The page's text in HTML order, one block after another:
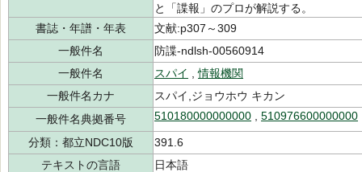
と「諜報」のプロが解説する。
書誌・年譜・年表
文献:p307～309
一般件名
防諜-ndlsh-00560914
一般件名
スパイ ,情報機関
一般件名カナ
スパイ,ジョウホウ キカン
一般件名典拠番号
510180000000000 510976600000000
分類：都立NDC10版
391.6
テキストの言語
日本語